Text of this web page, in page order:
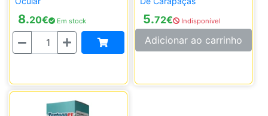
8.20€ Em stock
Quantidade
5.72€ Indisponível
Adicionar ao carrinho